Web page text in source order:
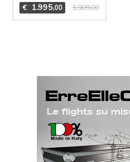
€ 1.995,00 3.909,00